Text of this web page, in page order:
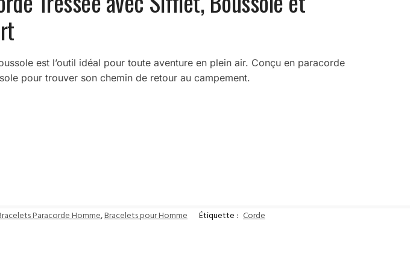
est l’outil idéal pour toute aventure en plein air. Conçu en paracorde
pour trouver son chemin de retour au campement.
Paracorde Homme,Bracelets pour Homme Étiquette : Corde